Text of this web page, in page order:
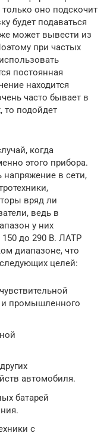
оно подскочит
будет подаваться
может вывести из
при частых
постоянная
находится
часто бывает в
то подойдет
когда
этого прибора.
в сети,
вряд ли
ведь в
у них
150 до 290 В. ЛАТР
диапазоне, что
целей:
и промышленного
автомобиля.
батарей
с